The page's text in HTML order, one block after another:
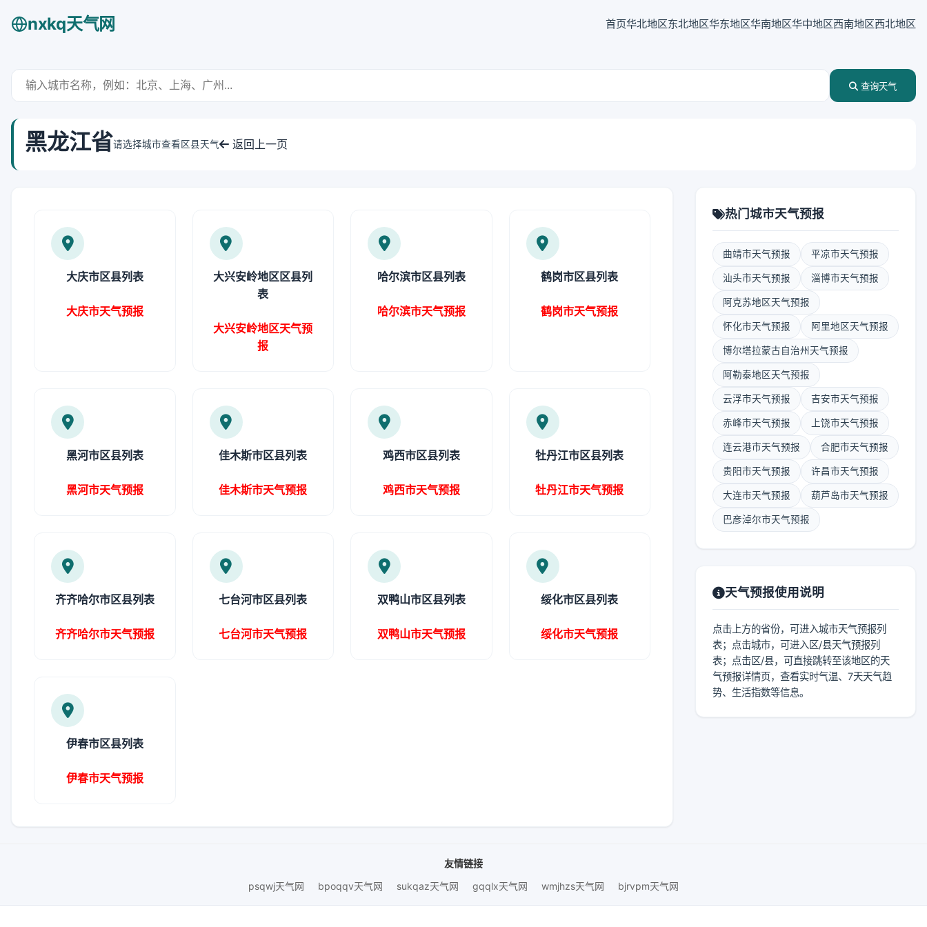
nxkq天气网 首页华北地区东北地区华东地区华南地区华中地区西南地区西北地区
查询天气
黑龙江省请选择城市查看区县天气 返回上一页
大庆市区县列表
大庆市天气预报
大兴安岭地区区县列
表
大兴安岭地区天气预
报
哈尔滨市区县列表
哈尔滨市天气预报
鹤岗市区县列表
鹤岗市天气预报
黑河市区县列表
黑河市天气预报
佳木斯市区县列表
佳木斯市天气预报
鸡西市区县列表
鸡西市天气预报
牡丹江市区县列表
牡丹江市天气预报
齐齐哈尔市区县列表
齐齐哈尔市天气预报
七台河市区县列表
七台河市天气预报
双鸭山市区县列表
双鸭山市天气预报
绥化市区县列表
绥化市天气预报
伊春市区县列表
伊春市天气预报
热门城市天气预报
曲靖市天气预报 平凉市天气预报
汕头市天气预报 淄博市天气预报
阿克苏地区天气预报
怀化市天气预报 阿里地区天气预报
博尔塔拉蒙古自治州天气预报
阿勒泰地区天气预报
云浮市天气预报 吉安市天气预报
赤峰市天气预报 上饶市天气预报
连云港市天气预报 合肥市天气预报
贵阳市天气预报 许昌市天气预报
大连市天气预报 葫芦岛市天气预报
巴彦淖尔市天气预报
天气预报使用说明
点击上方的省份，可进入城市天气预报列
表；点击城市，可进入区/县天气预报列
表；点击区/县，可直接跳转至该地区的天
气预报详情页，查看实时气温、7天天气趋
势、生活指数等信息。
友情链接
psqwj天气网
bpoqqv天气网 sukqaz天气网 gqqlx天气网 wmjhzs天气网 bjrvpm天气网